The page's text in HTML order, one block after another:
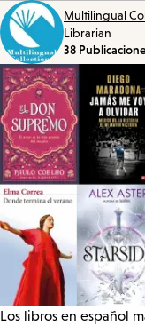
Multilingual
Librarian
38
Los libros en español